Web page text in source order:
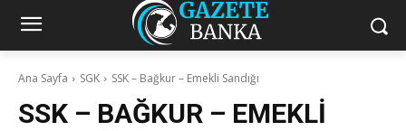
Ana Sayfa SGK SSK – Bağkur – Emekli Sandığı
SSK – BAĞKUR – EMEKLI